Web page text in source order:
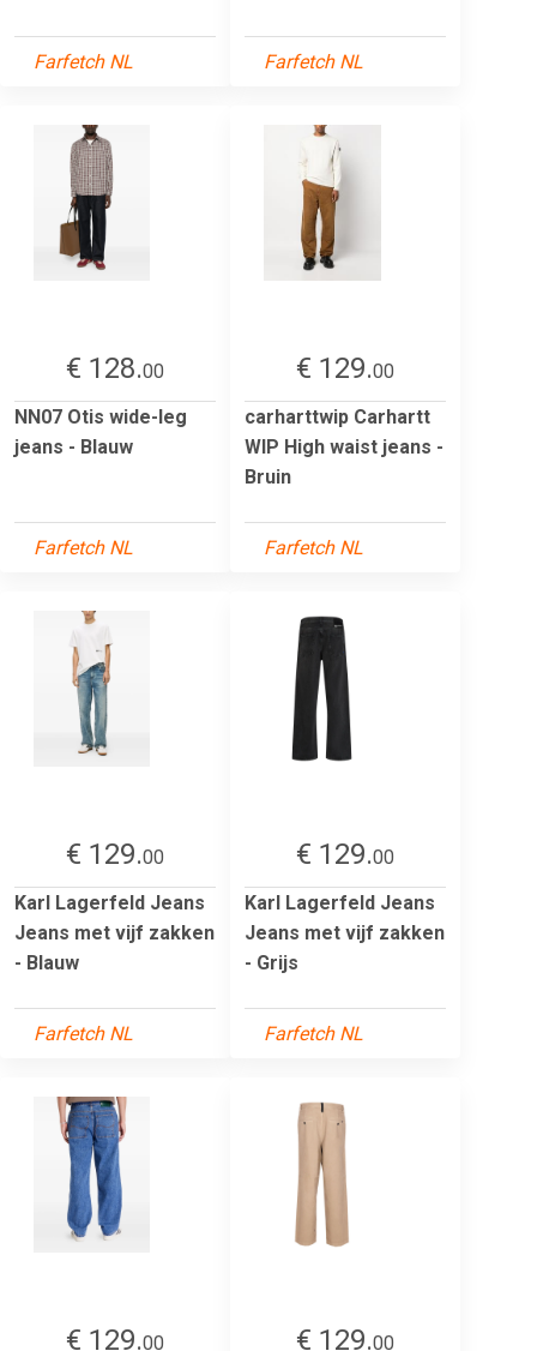
Farfetch NL Farfetch NL
€ 128.00
NN07 Otis wide-leg
jeans - Blauw
Farfetch NL
€ 129.00
carharttwip Carhartt
WIP High waist jeans -
Bruin
Farfetch NL
€ 129.00
Karl Lagerfeld Jeans
Jeans met vijf zakken
- Blauw
Farfetch NL
€ 129.00
Karl Lagerfeld Jeans
Jeans met vijf zakken
- Grijs
Farfetch NL
€ 129.00
€ 129.00